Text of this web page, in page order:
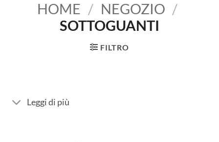
HOME / NEGOZIO /
SOTTOGUANTI
FILTRO
Leggi di più